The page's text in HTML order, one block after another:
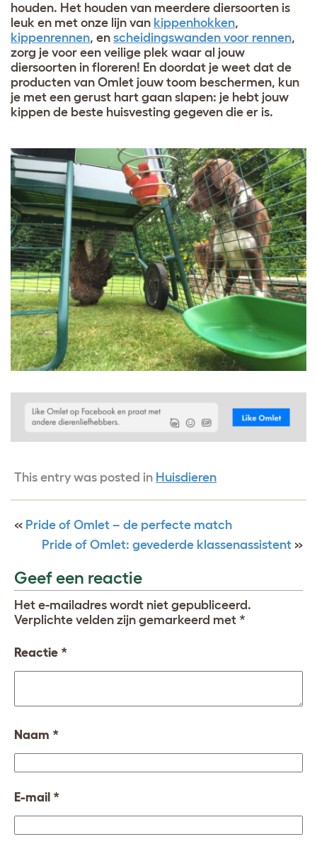
houden. Het houden van meerdere diersoorten is
leuk en met onze lijn van kippenhokken,
kippenrennen, en scheidingswanden voor rennen,
zorg je voor een veilige plek waar al jouw
diersoorten in floreren! En doordat je weet dat de
producten van Omlet jouw toom beschermen, kun
je met een gerust hart gaan slapen: je hebt jouw
kippen de beste huisvesting gegeven die er is.
This entry was posted in Huisdieren
« Pride of Omlet – de perfecte match
Pride of Omlet: gevederde klassenassistent »
Geef een reactie
Het e-mailadres wordt niet gepubliceerd.
Verplichte velden zijn gemarkeerd met *
Reactie *
Naam *
E-mail *